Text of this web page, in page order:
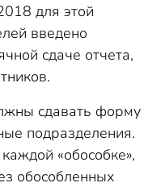
для этой
введено
сдаче отчета,
сдавать форму
подразделения.
«обособке»,
обособленных